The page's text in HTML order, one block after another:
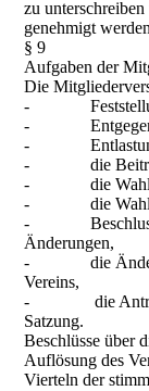
zu
genehmigt
§ 9
Aufgaben der
Die
- Feststellung
-
- Entlastung
- die Beiträge,
- die Wahl
- die Wahl von
-
- die Änderung
Vereins,
- die Anträge
Satzung.
Beschlüsse über
Auflösung des
Vierteln der